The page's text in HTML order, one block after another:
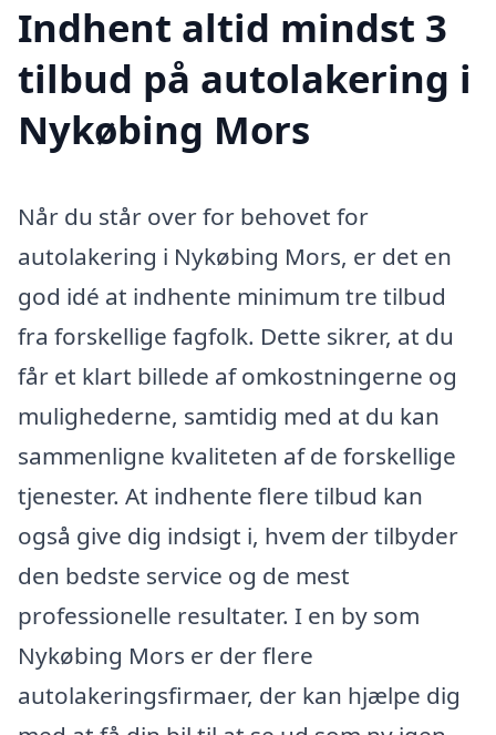
Indhent altid mindst 3
tilbud på autolakering i
Nykøbing Mors
Når du står over for behovet for
autolakering i Nykøbing Mors, er det en
god idé at indhente minimum tre tilbud
fra forskellige fagfolk. Dette sikrer, at du
får et klart billede af omkostningerne og
mulighederne, samtidig med at du kan
sammenligne kvaliteten af de forskellige
tjenester. At indhente flere tilbud kan
også give dig indsigt i, hvem der tilbyder
den bedste service og de mest
professionelle resultater. I en by som
Nykøbing Mors er der flere
autolakeringsfirmaer, der kan hjælpe dig